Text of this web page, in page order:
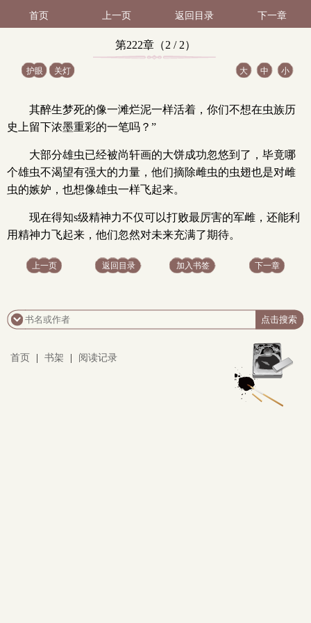
首页 上一页 返回目录 下一章
第222章（2 / 2）
护眼 关灯 大 中 小
其醉生梦死的像一滩烂泥一样活着，你们不想在虫族历
史上留下浓墨重彩的一笔吗？”
大部分雄虫已经被尚轩画的大饼成功忽悠到了，毕竟哪
个雄虫不渴望有强大的力量，他们摘除雌虫的虫翅也是对雌
虫的嫉妒，也想像雄虫一样飞起来。
现在得知s级精神力不仅可以打败最厉害的军雌，还能利
用精神力飞起来，他们忽然对未来充满了期待。
上一页 返回目录 加入书签 下一章
首页 书架 阅读记录